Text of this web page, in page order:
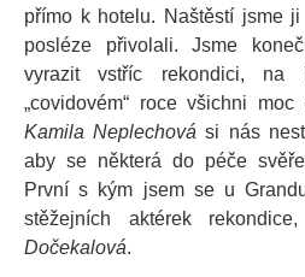
přímo k hotelu. Naštěstí jsme
posléze přivolali.Jsme
vyrazit vstříc rekondici, na
„covidovém“ roce všichni
Kamila Neplechová si nás
aby se některá do péče
První s kým jsem se u
stěžejních aktérek
Dočekalová.